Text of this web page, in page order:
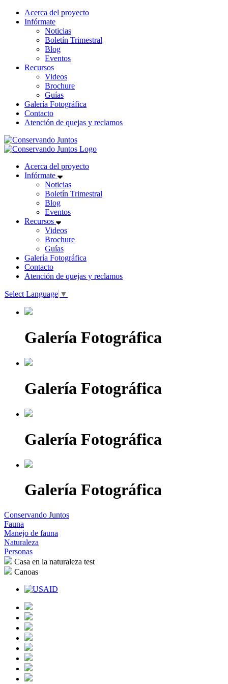
Acerca del proyecto
Infórmate
Noticias
Boletín Trimestral
Blog
Eventos
Recursos
Videos
Brochure
Guías
Galería Fotográfica
Contacto
Atención de quejas y reclamos
Acerca del proyecto
Infórmate
Noticias
Boletín Trimestral
Blog
Eventos
Recursos
Videos
Brochure
Guías
Galería Fotográfica
Contacto
Atención de quejas y reclamos
Select Language ▼
Galería Fotográfica
Galería Fotográfica
Galería Fotográfica
Galería Fotográfica
Conservando Juntos
Fauna
Manejo de fauna
Naturaleza
Personas
Casa en la naturaleza test
Canoas